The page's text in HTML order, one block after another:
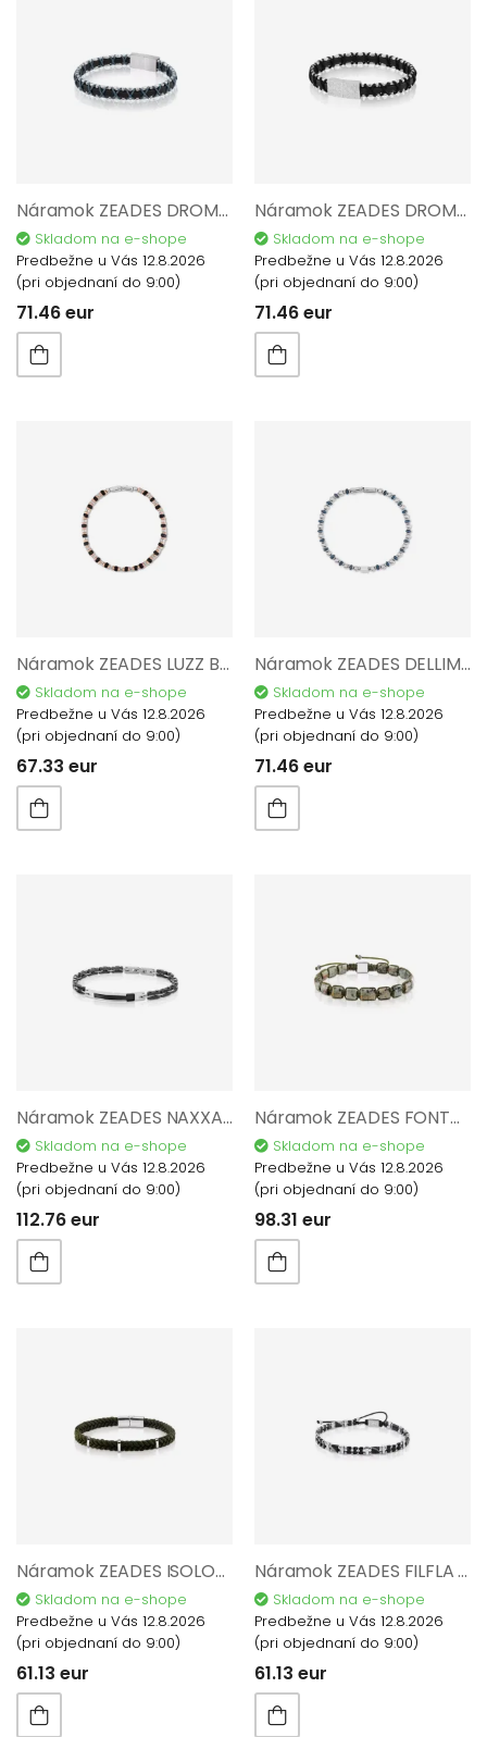
Náramok ZEADES DROMON Ebony.Ice ZMB02938
Skladom na e-shope
Predbežne u Vás 12.8.2026
(pri objednaní do 9:00)
71.46 eur
Náramok ZEADES DROMON Black BL ZMB02936
Skladom na e-shope
Predbežne u Vás 12.8.2026
(pri objednaní do 9:00)
71.46 eur
Náramok ZEADES LUZZ Black ZMB02922
Skladom na e-shope
Predbežne u Vás 12.8.2026
(pri objednaní do 9:00)
67.33 eur
Náramok ZEADES DELLIMARA Abyss ZMB02914
Skladom na e-shope
Predbežne u Vás 12.8.2026
(pri objednaní do 9:00)
71.46 eur
Náramok ZEADES NAXXAR ZMB02908
Skladom na e-shope
Predbežne u Vás 12.8.2026
(pri objednaní do 9:00)
112.76 eur
Náramok ZEADES FONTANA African Turquoise ZMB02898
Skladom na e-shope
Predbežne u Vás 12.8.2026
(pri objednaní do 9:00)
98.31 eur
Náramok ZEADES ISOLOTTO Khaki ZMB02894
Skladom na e-shope
Predbežne u Vás 12.8.2026
(pri objednaní do 9:00)
61.13 eur
Náramok ZEADES FILFLA Agate ZMB02893
Skladom na e-shope
Predbežne u Vás 12.8.2026
(pri objednaní do 9:00)
61.13 eur